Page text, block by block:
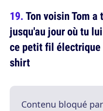
Ton voisin Tom
jusqu'au jour où tu
ce petit fil électrique
shirt
Contenu bloqué